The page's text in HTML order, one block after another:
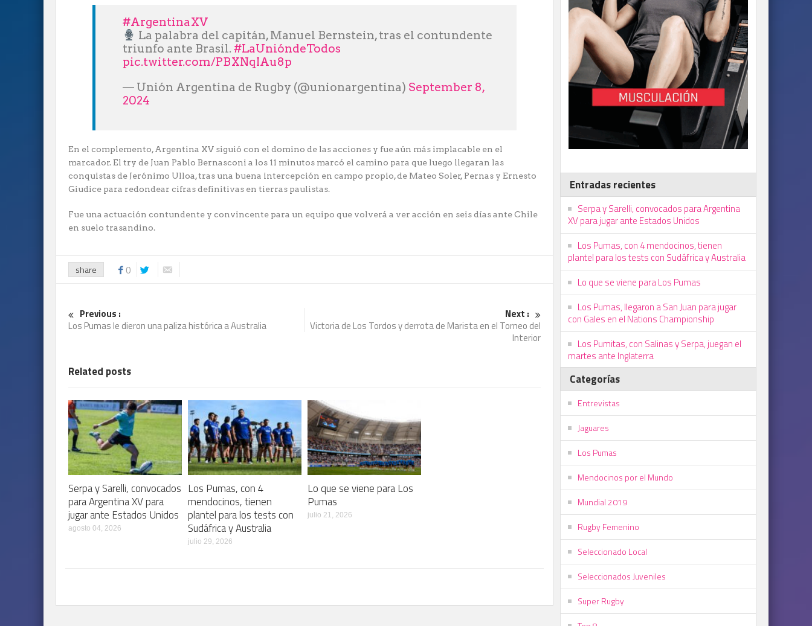
#ArgentinaXV
La palabra del capitán, Manuel Bernstein, tras el contundente
triunfo ante Brasil. #LaUnióndeTodos
pic.twitter.com/PBXNqIAu8p
— Unión Argentina de Rugby (@unionargentina) September 8,
2024
En el complemento, Argentina XV siguió con el domino de las acciones y fue aún más implacable en el
marcador. El try de Juan Pablo Bernasconi a los 11 minutos marcó el camino para que luego llegaran las
conquistas de Jerónimo Ulloa, tras una buena intercepción en campo propio, de Mateo Soler, Pernas y Ernesto
Giudice para redondear cifras definitivas en tierras paulistas.
Fue una actuación contundente y convincente para un equipo que volverá a ver acción en seis días ante Chile
en suelo trasandino.
share 0
Previous :
Los Pumas le dieron una paliza histórica a Australia
Next :
Victoria de Los Tordos y derrota de Marista en el Torneo del
Interior
Related posts
Serpa y Sarelli, convocados
para Argentina XV para
jugar ante Estados Unidos
agosto 04, 2026
Los Pumas, con 4
mendocinos, tienen
plantel para los tests con
Sudáfrica y Australia
julio 29, 2026
Lo que se viene para Los
Pumas
julio 21, 2026
Entradas recientes
Serpa y Sarelli, convocados para Argentina
XV para jugar ante Estados Unidos
Los Pumas, con 4 mendocinos, tienen
plantel para los tests con Sudáfrica y Australia
Lo que se viene para Los Pumas
Los Pumas, llegaron a San Juan para jugar
con Gales en el Nations Championship
Los Pumitas, con Salinas y Serpa, juegan el
martes ante Inglaterra
Categorías
Entrevistas
Jaguares
Los Pumas
Mendocinos por el Mundo
Mundial 2019
Rugby Femenino
Seleccionado Local
Seleccionados Juveniles
Super Rugby